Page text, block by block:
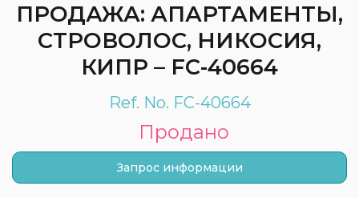
ПРОДАЖА: АПАРТАМЕНТЫ,
СТРОВОЛОС, НИКОСИЯ,
КИПР – FC-40664
Ref. No. FC-40664
Продано
Запрос информации